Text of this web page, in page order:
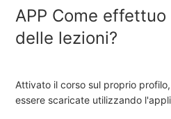
APP Come
delle lezioni?
Attivato il corso sul proprio
essere scaricate utilizzando